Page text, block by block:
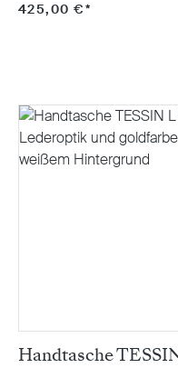
425,00 €*
Handtasche